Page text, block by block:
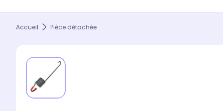
Accueil Pièce détachée